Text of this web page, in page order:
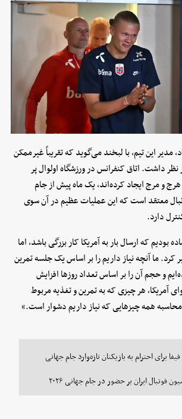
مدیر این تیم، با لبخند می‌گوید که تقریباً غیرممکن
داشت. اتاق کنفرانس در ورزشگاه اولوال پر
و مرج ایجاد کرده‌اند، یک ماه پیش از جام
معتقد است که این عملیات عظیم در آن سوی
دارد.
بودیم که ارسال بار به آمریکا کار بزرگی باشد، اما
کرد. ما آنچه نیاز داریم را بر اساس یک جلسه تمرین
و حجم آن را بر اساس تعداد روزها افزایش
آمریکا، هر چیزی که به تمرین و تغذیه مربوط
همه چیزهایی که نیاز داریم دشوار است.»
برای احترام به بازیکنان تازه‌وارد جام جهانی
فوتبال ایران بر حضور در جام جهانی ۲۰۲۶